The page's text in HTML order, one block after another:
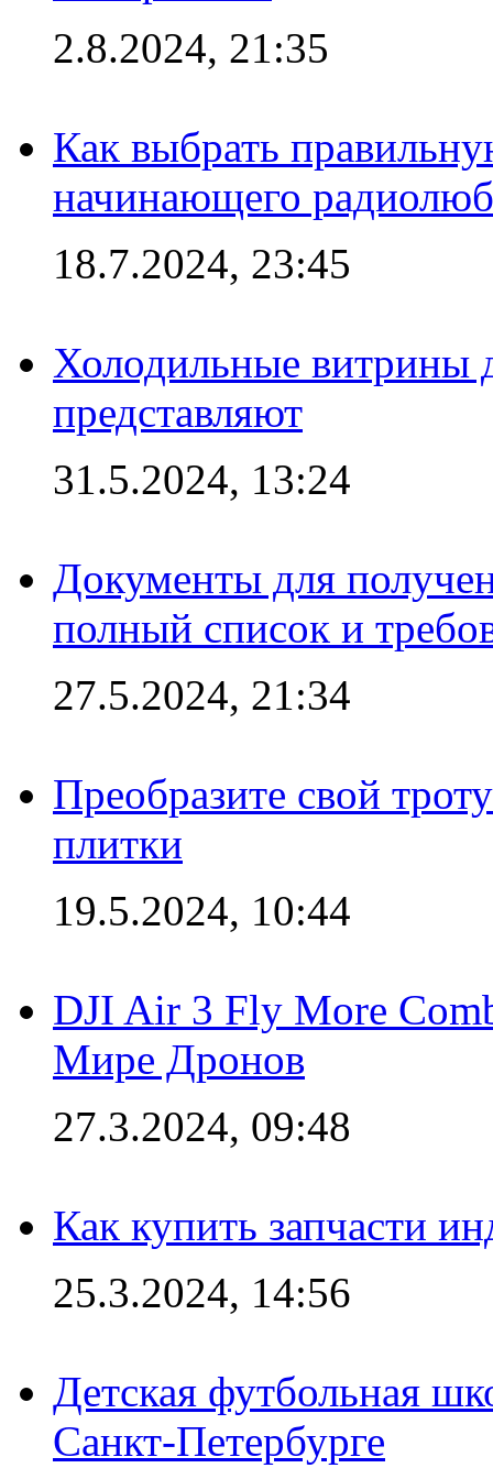
2.8.2024, 21:35
Как выбрать
начинающего
18.7.2024, 23:45
Холодильные витрины
представляют
31.5.2024, 13:24
Документы для
полный список и
27.5.2024, 21:34
Преобразите свой
плитки
19.5.2024, 10:44
DJI Air 3 Fly More
Мире Дронов
27.3.2024, 09:48
Как купить запчасти
25.3.2024, 14:56
Детская футбольная
Санкт-Петербурге